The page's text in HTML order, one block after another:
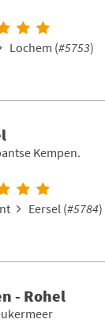
Lochem (#5753)
Kempen.
Eersel (#5784)
- Rohel